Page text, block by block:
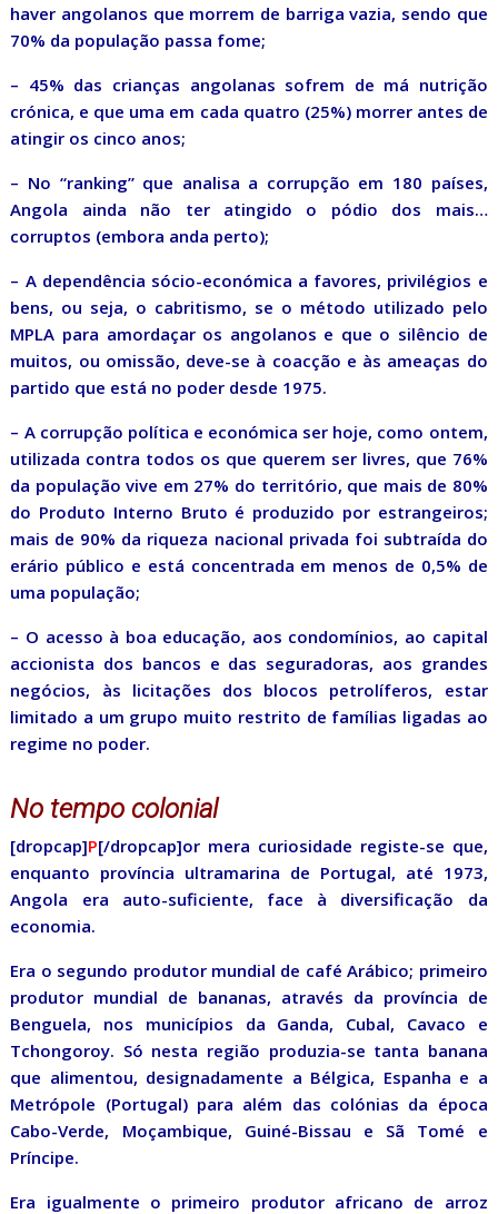
haver angolanos que morrem de barriga vazia, sendo que
70% da população passa fome;
– 45% das crianças angolanas sofrem de má nutrição
crónica, e que uma em cada quatro (25%) morrer antes de
atingir os cinco anos;
– No “ranking” que analisa a corrupção em 180 países,
Angola ainda não ter atingido o pódio dos mais…
corruptos (embora anda perto);
– A dependência sócio-económica a favores, privilégios e
bens, ou seja, o cabritismo, se o método utilizado pelo
MPLA para amordaçar os angolanos e que o silêncio de
muitos, ou omissão, deve-se à coacção e às ameaças do
partido que está no poder desde 1975.
– A corrupção política e económica ser hoje, como ontem,
utilizada contra todos os que querem ser livres, que 76%
da população vive em 27% do território, que mais de 80%
do Produto Interno Bruto é produzido por estrangeiros;
mais de 90% da riqueza nacional privada foi subtraída do
erário público e está concentrada em menos de 0,5% de
uma população;
– O acesso à boa educação, aos condomínios, ao capital
accionista dos bancos e das seguradoras, aos grandes
negócios, às licitações dos blocos petrolíferos, estar
limitado a um grupo muito restrito de famílias ligadas ao
regime no poder.
No tempo colonial
[dropcap]P[/dropcap]or mera curiosidade registe-se que,
enquanto província ultramarina de Portugal, até 1973,
Angola era auto-suficiente, face à diversificação da
economia.
Era o segundo produtor mundial de café Arábico; primeiro
produtor mundial de bananas, através da província de
Benguela, nos municípios da Ganda, Cubal, Cavaco e
Tchongoroy. Só nesta região produzia-se tanta banana
que alimentou, designadamente a Bélgica, Espanha e a
Metrópole (Portugal) para além das colónias da época
Cabo-Verde, Moçambique, Guiné-Bissau e Sã Tomé e
Príncipe.
Era igualmente o primeiro produtor africano de arroz